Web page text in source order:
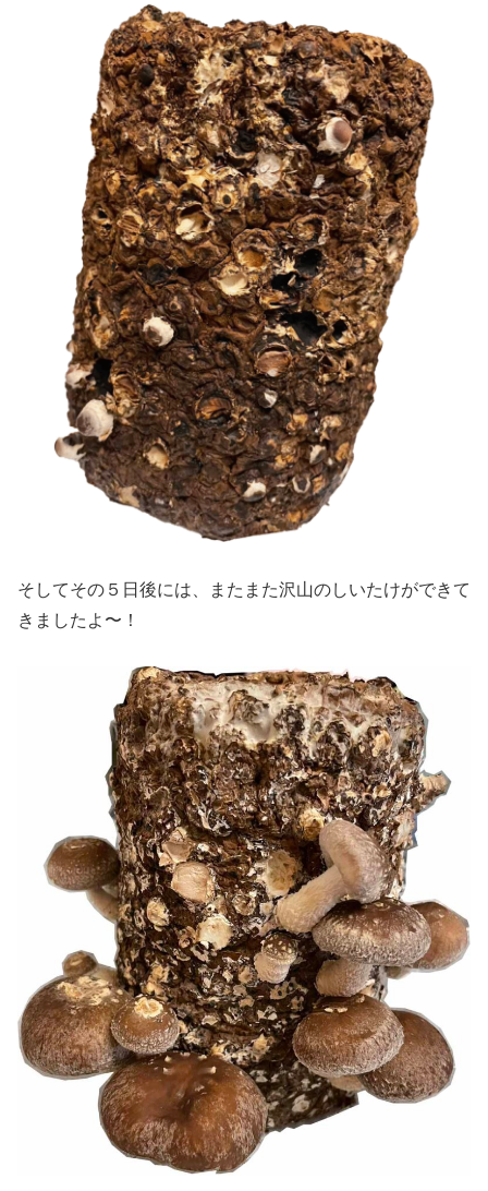
そしてその５日後には、またまた沢山のしいたけができて
きましたよ〜！